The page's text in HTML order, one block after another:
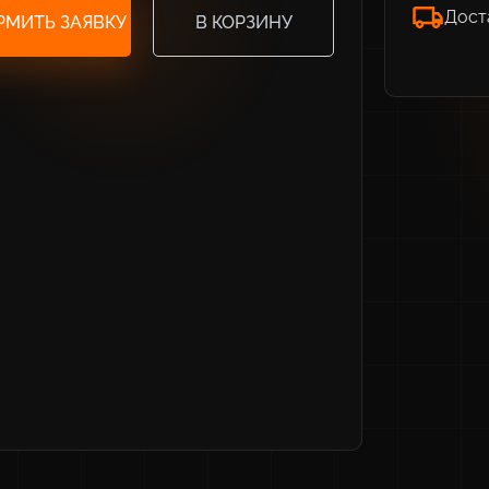
ЗАЯВКУ В КОРЗИНУ